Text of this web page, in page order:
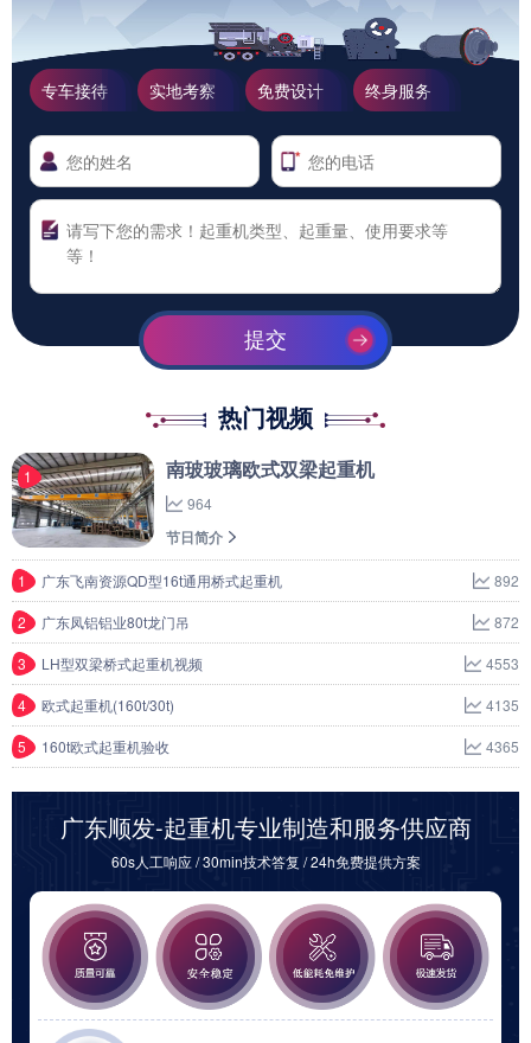
专车接待 实地考察 免费设计 终身服务
提交
热门视频
1 南玻玻璃欧式双梁起重机
964
节日简介
1 广东飞南资源QD型16t通用桥式起重机 892
2 广东凤铝铝业80t龙门吊 872
3 LH型双梁桥式起重机视频 4553
4 欧式起重机(160t/30t) 4135
5 160t欧式起重机验收 4365
广东顺发-起重机专业制造和服务供应商
60s人工响应 / 30min技术答复 / 24h免费提供方案